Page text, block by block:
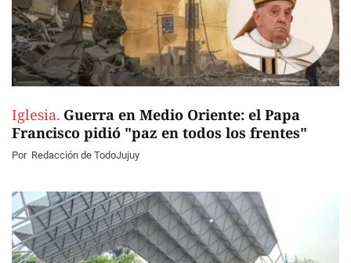
Iglesia. Guerra en Medio Oriente: el Papa
Francisco pidió "paz en todos los frentes"
Por Redacción de TodoJujuy